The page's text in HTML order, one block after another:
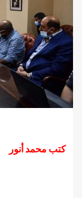
كتب محمد أنور